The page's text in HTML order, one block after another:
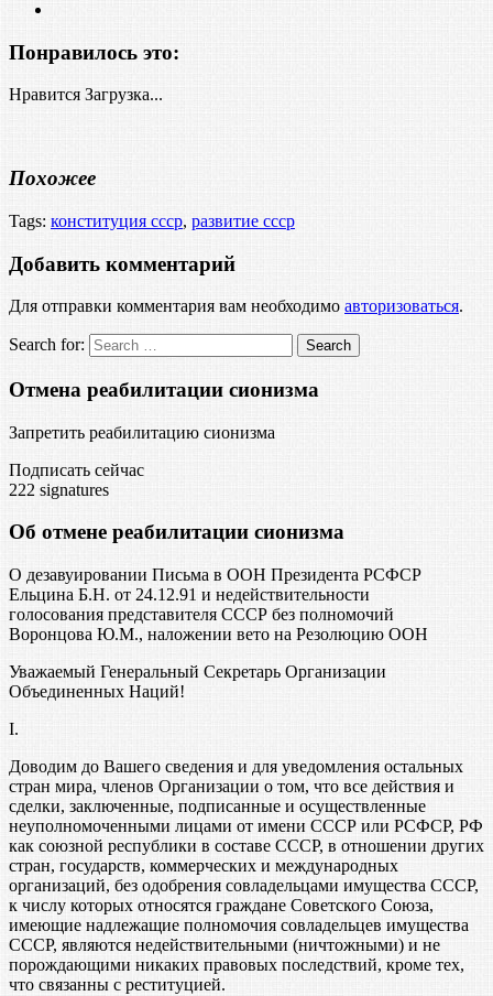
Понравилось это:
Нравится Загрузка...
Похожее
Tags: конституция ссср, развитие ссср
Добавить комментарий
Для отправки комментария вам необходимо авторизоваться.
Search for:
Отмена реабилитации сионизма
Запретить реабилитацию сионизма
Подписать сейчас
222 signatures
Об отмене реабилитации сионизма
О дезавуировании Письма в ООН Президента РСФСР
Ельцина Б.Н. от 24.12.91 и недействительности
голосования представителя СССР без полномочий
Воронцова Ю.М., наложении вето на Резолюцию ООН
Уважаемый Генеральный Секретарь Организации
Объединенных Наций!
I.
Доводим до Вашего сведения и для уведомления остальных
стран мира, членов Организации о том, что все действия и
сделки, заключенные, подписанные и осуществленные
неуполномоченными лицами от имени СССР или РСФСР, РФ
как союзной республики в составе СССР, в отношении других
стран, государств, коммерческих и международных
организаций, без одобрения совладельцами имущества СССР,
к числу которых относятся граждане Советского Союза,
имеющие надлежащие полномочия совладельцев имущества
СССР, являются недействительными (ничтожными) и не
порождающими никаких правовых последствий, кроме тех,
что связанны с реституцией.